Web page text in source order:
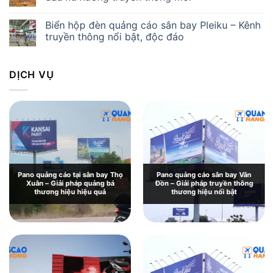
Biển hộp đèn quảng cáo sân bay Pleiku – Kênh
truyền thông nổi bật, độc đáo
DỊCH VỤ
Pano quảng cáo tại sân bay Thọ
Xuân – Giải pháp quảng bá
thương hiệu hiệu quả
Pano quảng cáo sân bay Vân
Đồn – Giải pháp truyền thông
thương hiệu nổi bật